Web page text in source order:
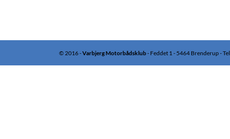
© 2016 -Varbjerg Motorbådsklub- Feddet 1 - 5464 Brenderup -